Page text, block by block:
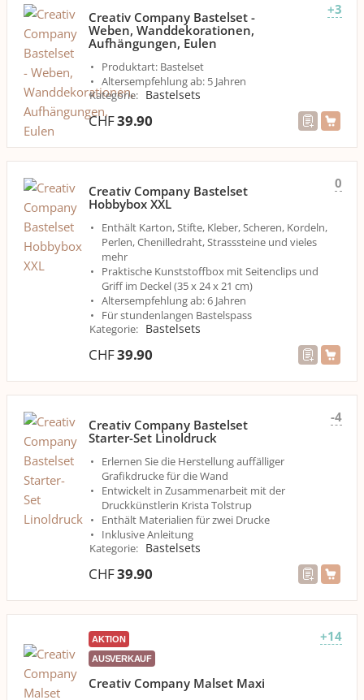
+3
Creativ Company Bastelset -
Weben, Wanddekorationen,
Aufhängungen, Eulen
Produktart: Bastelset
Altersempfehlung ab: 5 Jahren
Kategorie: Bastelsets
CHF39.90
0
Creativ Company Bastelset
Hobbybox XXL
Enthält Karton, Stifte, Kleber, Scheren, Kordeln,
Perlen, Chenilledraht, Strasssteine und vieles
mehr
Praktische Kunststoffbox mit Seitenclips und
Griff im Deckel (35 x 24 x 21 cm)
Altersempfehlung ab: 6 Jahren
Für stundenlangen Bastelspass
Kategorie: Bastelsets
CHF39.90
-4
Creativ Company Bastelset
Starter-Set Linoldruck
Erlernen Sie die Herstellung auffälliger
Grafikdrucke für die Wand
Entwickelt in Zusammenarbeit mit der
Druckkünstlerin Krista Tolstrup
Enthält Materialien für zwei Drucke
Inklusive Anleitung
Kategorie: Bastelsets
CHF39.90
+14
AKTION
AUSVERKAUF
Creativ Company Malset Maxi